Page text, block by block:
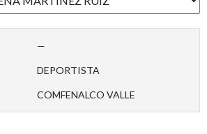
—
DEPORTISTA
COMFENALCO VALLE